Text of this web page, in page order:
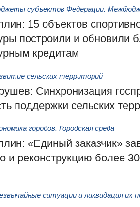
субъектов Федерации.
15 объектов
построили и обновили
кредитам
сельских территорий
Синхронизация
поддержки сельских
городов. Городская среда
«Единый заказчик»
и реконструкцию более
ситуации и ликвидация их